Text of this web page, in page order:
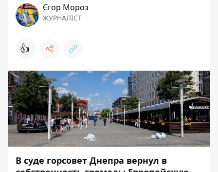
Єгор Мороз
ЖУРНАЛІСТ
👍
В суде горсовет Днепра вернул в